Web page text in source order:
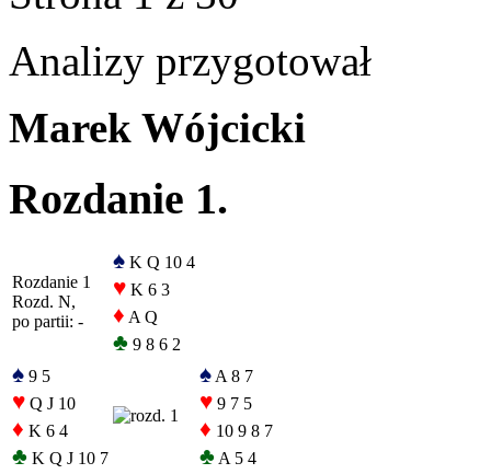
Analizy przygotował
Marek Wójcicki
Rozdanie 1.
Rozdanie 1
Rozd. N,
po partii: -
♠ K Q 10 4
♥ K 6 3
♦ A Q
♣ 9 8 6 2
♠ 9 5
♥ Q J 10
♦ K 6 4
♣ K Q J 10 7
♠ A 8 7
♥ 9 7 5
♦ 10 9 8 7
♣ A 5 4